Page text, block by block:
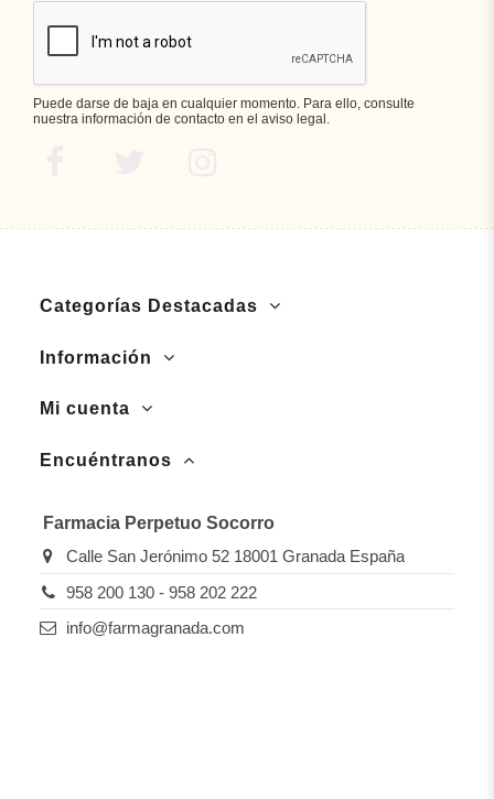
Puede darse de baja en cualquier momento. Para ello, consulte
nuestra información de contacto en el aviso legal.
Categorías Destacadas
Información
Mi cuenta
Encuéntranos
Farmacia Perpetuo Socorro
Calle San Jerónimo 52 18001 Granada España
958 200 130 - 958 202 222
info@farmagranada.com